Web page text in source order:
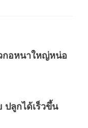
กอหนาใหญ่หน่อ
ปลูกได้เร็วขึ้น